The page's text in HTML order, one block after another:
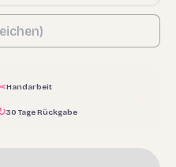
Handarbeit
30 Tage Rückgabe